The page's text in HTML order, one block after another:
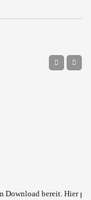
Download bereit. Hier